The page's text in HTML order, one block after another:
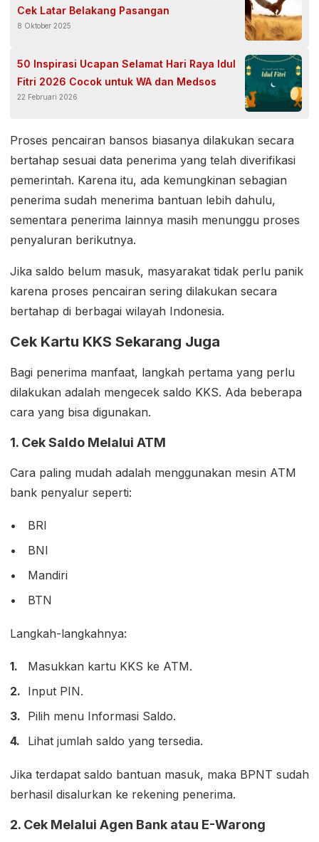
Cek Latar Belakang Pasangan
8 Oktober 2025
50 Inspirasi Ucapan Selamat Hari Raya Idul
Fitri 2026 Cocok untuk WA dan Medsos
22 Februari 2026
Proses pencairan bansos biasanya dilakukan secara
bertahap sesuai data penerima yang telah diverifikasi
pemerintah. Karena itu, ada kemungkinan sebagian
penerima sudah menerima bantuan lebih dahulu,
sementara penerima lainnya masih menunggu proses
penyaluran berikutnya.
Jika saldo belum masuk, masyarakat tidak perlu panik
karena proses pencairan sering dilakukan secara
bertahap di berbagai wilayah Indonesia.
Cek Kartu KKS Sekarang Juga
Bagi penerima manfaat, langkah pertama yang perlu
dilakukan adalah mengecek saldo KKS. Ada beberapa
cara yang bisa digunakan.
1. Cek Saldo Melalui ATM
Cara paling mudah adalah menggunakan mesin ATM
bank penyalur seperti:
BRI
BNI
Mandiri
BTN
Langkah-langkahnya:
Masukkan kartu KKS ke ATM.
Input PIN.
Pilih menu Informasi Saldo.
Lihat jumlah saldo yang tersedia.
Jika terdapat saldo bantuan masuk, maka BPNT sudah
berhasil disalurkan ke rekening penerima.
2. Cek Melalui Agen Bank atau E-Warong